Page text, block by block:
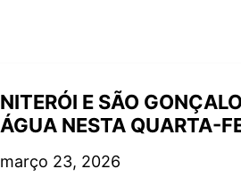
NITERÓI E SÃO
ÁGUA NESTA QUARTA-
março 23, 2026